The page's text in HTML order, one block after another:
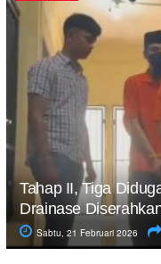
Tahap II, Tiga
Drainase
Sabtu, 21 Februari 2026